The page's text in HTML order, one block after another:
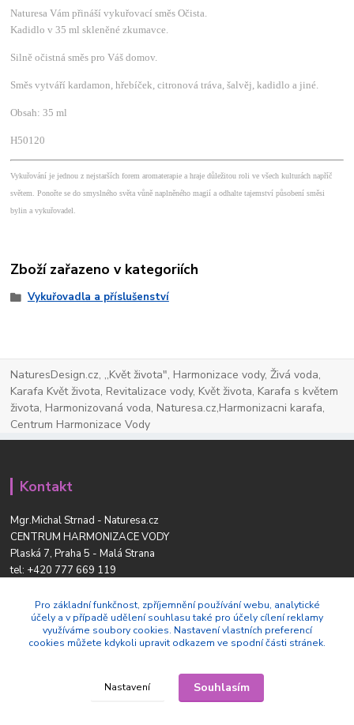
Naturesa Vám přináší vykuřovací směs Očista.
Kadidlo v 35 ml skleněné zkumavce.
Silně očistná směs pro Váš domov.
Směs vytváří kardamon, hřebíček, citronová tráva, šalvěj, kadidlo a jiné.
Obsah: 35 ml
H50120
Vykuřování je jednou z nejstarších forem aromaterapie a hraje důležitou roli ve všech kulturách napříč
světem. Ponořte se do smyslného světa vůně naplněného magií a odhalte tajemství působení směsi
bylin a vykuřovadel.
Zboží zařazeno v kategoriích
Vykuřovadla a příslušenství
NaturesDesign.cz, ,,Květ života", Harmonizace vody, Živá voda,
Karafa Květ života, Revitalizace vody, Květ života, Karafa s květem
života, Harmonizovaná voda, Naturesa.cz,Harmonizacni karafa,
Centrum Harmonizace Vody
Kontakt
Mgr.Michal Strnad - Naturesa.cz
CENTRUM HARMONIZACE VODY
Plaská 7, Praha 5 - Malá Strana
tel: +420 777 669 119
naturesa@email.cz
Pro základní funkčnost, zpříjemnění používání webu, analytické
účely a v případě udělení souhlasu také pro účely cílení reklamy
využíváme soubory cookies. Nastavení vlastních preferencí
cookies můžete kdykoli upravit odkazem ve spodní části stránek.
Nastavení Souhlasím